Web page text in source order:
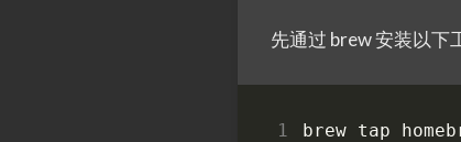
先通过 brew 安装以下